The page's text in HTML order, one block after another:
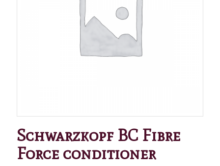
Schwarzkopf BC Fibre
Force conditioner